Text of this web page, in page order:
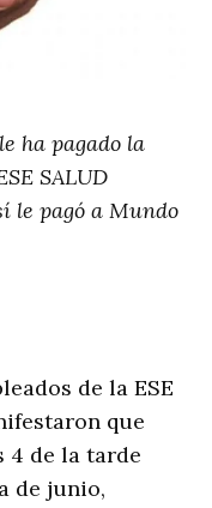
ha pagado la
SALUD
le pagó a Mundo
de la ESE
que
4 de la tarde
de junio,